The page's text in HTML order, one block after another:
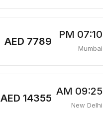
07:10 PM
Mumbai
AED 7789
09:25 AM
New Delhi
AED 14355